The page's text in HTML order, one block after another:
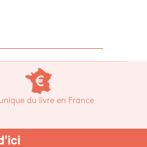
du livre en France